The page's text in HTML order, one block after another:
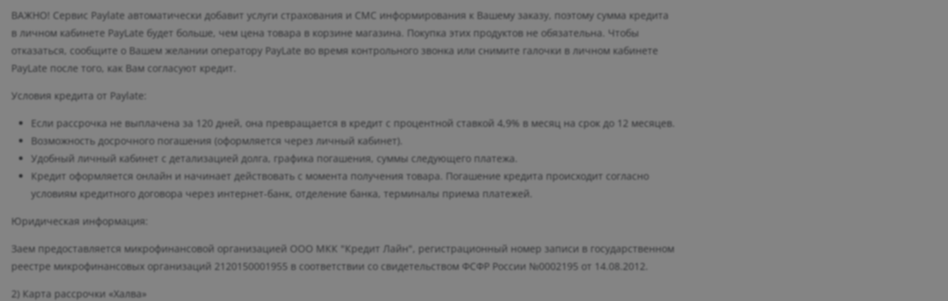
ВАЖНО! Cервис Paylate автоматически добавит услуги страхования и СМС информирования к Вашему заказу, поэтому сумма кредита
в личном кабинете PayLate будет больше, чем цена товара в корзине магазина. Покупка этих продуктов не обязательна. Чтобы
отказаться, сообщите о Вашем желании оператору PayLate во время контрольного звонка или снимите галочки в личном кабинете
PayLate после того, как Вам согласуют кредит.
Условия кредита от Paylate:
Если рассрочка не выплачена за 120 дней, она превращается в кредит с процентной ставкой 4,9% в месяц на срок до 12 месяцев.
Возможность досрочного погашения (оформляется через личный кабинет).
Удобный личный кабинет с детализацией долга, графика погашения, суммы следующего платежа.
Кредит оформляется онлайн и начинает действовать с момента получения товара. Погашение кредита происходит согласно
условиям кредитного договора через интернет-банк, отделение банка, терминалы приема платежей.
Юридическая информация:
Заем предоставляется микрофинансовой организацией ООО МКК "Кредит Лайн", регистрационный номер записи в государственном
реестре микрофинансовых организаций 2120150001955 в соответствии со свидетельством ФСФР России №0002195 от 14.08.2012.
2) Карта рассрочки «Халва»